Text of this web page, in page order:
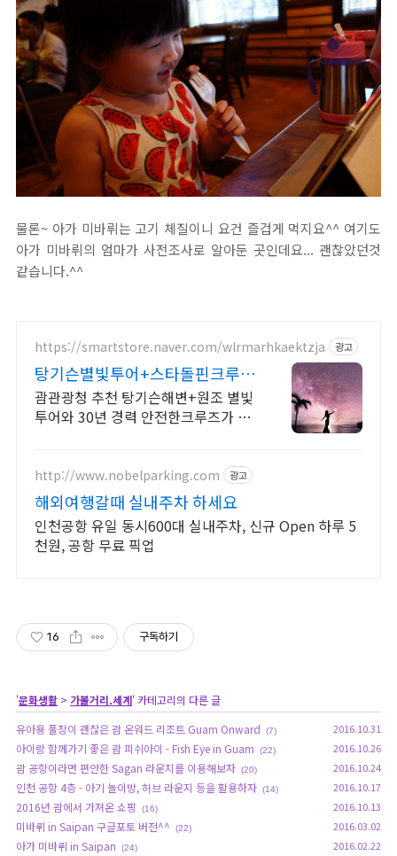
물론~ 아가 미바뤼는 고기 체질이니 요건 즐겁게 먹지요^^ 여기도
아가 미바뤼의 엄마가 사전조사로 알아둔 곳인데요... 괜찮았던것
같습니다.^^
https://smartstore.naver.com/wlrmarhkaektzja 광고
탕기슨별빛투어+스타돌핀크루즈
패키지 특가 상품/ 완납
괌관광청 추천 탕기슨해변+원조 별빛
투어와 30년 경력 안전한크루즈가 만
http://www.nobelparking.com 광고
해외여행갈때 실내주차 하세요
인천공항 유일 동시600대 실내주차, 신규 Open 하루 5
천원, 공항 무료 픽업
16 구독하기
'문화생활 > 가볼거리.세계' 카테고리의 다른 글
유아용 풀장이 괜찮은 괌 온워드 리조트 Guam Onward
(7) 2016.10.31
아이랑 함께가기 좋은 괌 피쉬아이 - Fish Eye in Guam (22) 2016.10.26
괌 공항이라면 편안한 Sagan 라운지를 이용해보자 (20) 2016.10.24
인천 공항 4층 - 아기 놀이방, 허브 라운지 등을 활용하자 (14) 2016.10.17
2016년 괌에서 가져온 쇼핑 (16) 2016.10.13
미바뤼 in Saipan 구글포토 버전^^ (22) 2016.03.02
아가 미바뤼 in Saipan (24) 2016.02.22